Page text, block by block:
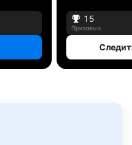
15
Призовых